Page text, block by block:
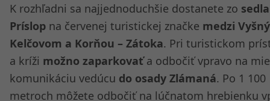
K rozhľadni sa najjednoduchšie dostanete zo sedla
Príslop na červenej turistickej značke medzi
Kelčovom a Korňou – Zátoka. Pri turistickom
a kríži možno zaparkovaťa odbočiť vpravo na
komunikáciu vedúcu do osady Zlámaná. Po 1 100
metroch môžete odbočiť na lúčnatom hrebienku